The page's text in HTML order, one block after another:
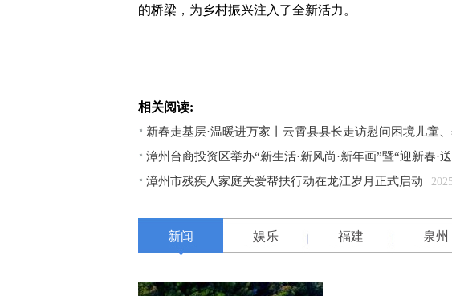
的桥梁，为乡村振兴注入了全新活力。
相关阅读:
新春走基层·温暖进万家丨云霄县县长走访慰问困境儿童
漳州台商投资区举办“新生活·新风尚·新年画”暨“迎新春·
漳州市残疾人家庭关爱帮扶行动在龙江岁月正式启动
新闻 娱乐 福建 泉州